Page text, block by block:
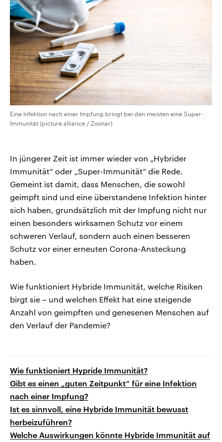
Eine Infektion nach einer Impfung bringt bei den meisten eine Super-
Immunität (picture alliance / Zoonar)
In jüngerer Zeit ist immer wieder von „Hybrider
Immunität“ oder „Super-Immunität“ die Rede.
Gemeint ist damit, dass Menschen, die sowohl
geimpft sind und eine überstandene Infektion hinter
sich haben, grundsätzlich mit der Impfung nicht nur
einen besonders wirksamen Schutz vor einem
schweren Verlauf, sondern auch einen besseren
Schutz vor einer erneuten Corona-Ansteckung
haben.
Wie funktioniert Hybride Immunität, welche Risiken
birgt sie – und welchen Effekt hat eine steigende
Anzahl von geimpften und genesenen Menschen auf
den Verlauf der Pandemie?
Wie funktioniert Hypride Immunität?
Gibt es einen „guten Zeitpunkt“ für eine Infektion
nach einer Impfung?
Ist es sinnvoll, eine Hybride Immunität bewusst
herbeizuführen?
Welche Auswirkungen könnte Hybride Immunität auf